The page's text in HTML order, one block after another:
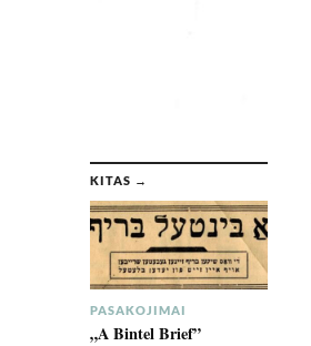
KITAS →
PASAKOJIMAI
„A Bintel Brief”